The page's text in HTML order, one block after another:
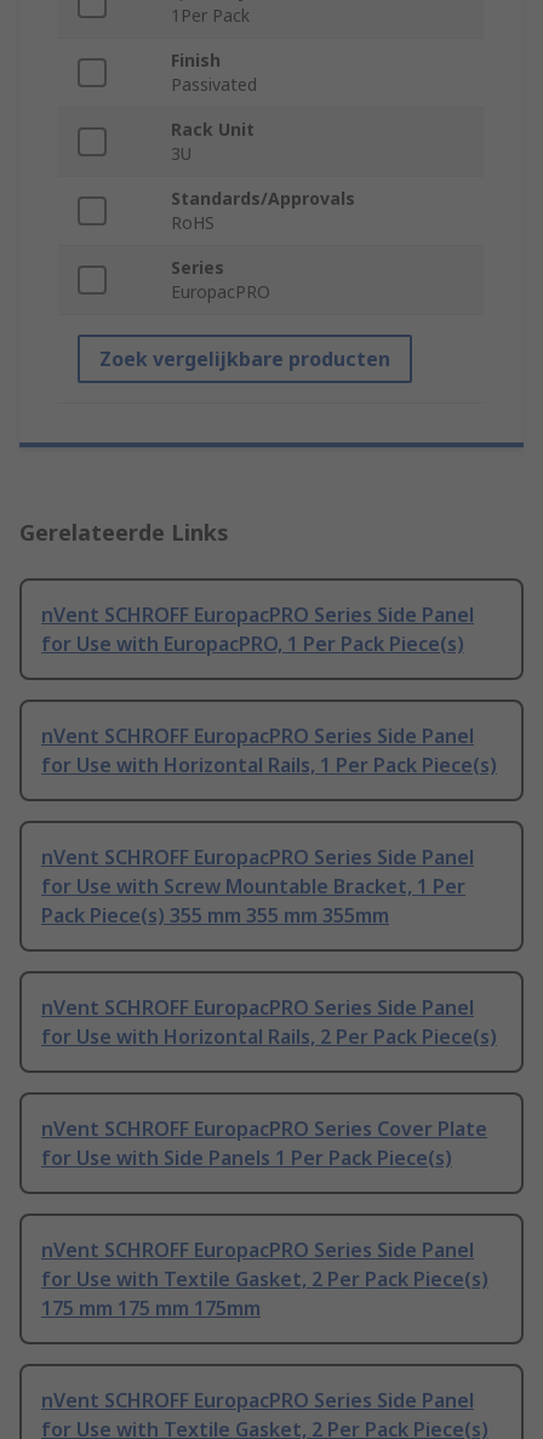
1Per Pack
Finish
Passivated
Rack Unit
3U
Standards/Approvals
RoHS
Series
EuropacPRO
Zoek vergelijkbare producten
Gerelateerde Links
nVent SCHROFF EuropacPRO Series Side Panel
for Use with EuropacPRO, 1 Per Pack Piece(s)
nVent SCHROFF EuropacPRO Series Side Panel
for Use with Horizontal Rails, 1 Per Pack Piece(s)
nVent SCHROFF EuropacPRO Series Side Panel
for Use with Screw Mountable Bracket, 1 Per
Pack Piece(s) 355 mm 355 mm 355mm
nVent SCHROFF EuropacPRO Series Side Panel
for Use with Horizontal Rails, 2 Per Pack Piece(s)
nVent SCHROFF EuropacPRO Series Cover Plate
for Use with Side Panels 1 Per Pack Piece(s)
nVent SCHROFF EuropacPRO Series Side Panel
for Use with Textile Gasket, 2 Per Pack Piece(s)
175 mm 175 mm 175mm
nVent SCHROFF EuropacPRO Series Side Panel
for Use with Textile Gasket, 2 Per Pack Piece(s)